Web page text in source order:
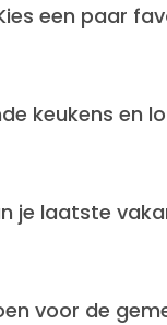
een paar
keukens en
je laatste
voor de